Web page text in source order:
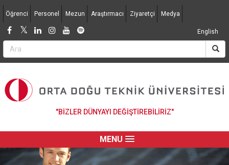
Jump to navigation
Öğrenci Personel Mezun Araştırmacı Ziyaretçi Medya
English
"BİZLER DÜNYAYI DEĞİŞTİREBİLİRİZ"
MENU